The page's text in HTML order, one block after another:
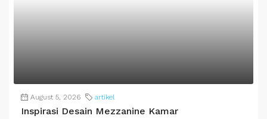
August 5, 2026 artikel
Inspirasi Desain Mezzanine Kamar